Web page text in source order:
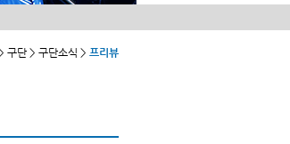
구단 > 구단소식 > 프리뷰